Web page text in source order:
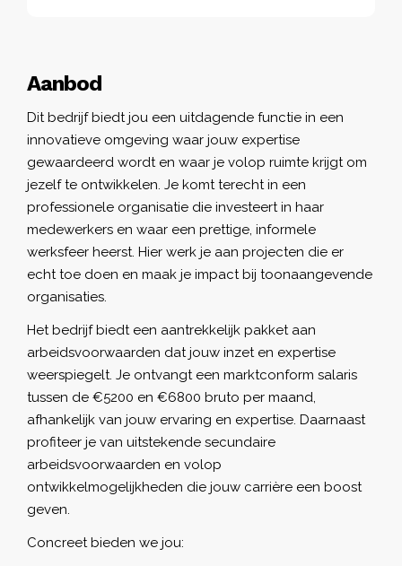
Aanbod
Dit bedrijf biedt jou een uitdagende functie in een
innovatieve omgeving waar jouw expertise
gewaardeerd wordt en waar je volop ruimte krijgt om
jezelf te ontwikkelen. Je komt terecht in een
professionele organisatie die investeert in haar
medewerkers en waar een prettige, informele
werksfeer heerst. Hier werk je aan projecten die er
echt toe doen en maak je impact bij toonaangevende
organisaties.
Het bedrijf biedt een aantrekkelijk pakket aan
arbeidsvoorwaarden dat jouw inzet en expertise
weerspiegelt. Je ontvangt een marktconform salaris
tussen de €5200 en €6800 bruto per maand,
afhankelijk van jouw ervaring en expertise. Daarnaast
profiteer je van uitstekende secundaire
arbeidsvoorwaarden en volop
ontwikkelmogelijkheden die jouw carrière een boost
geven.
Concreet bieden we jou: